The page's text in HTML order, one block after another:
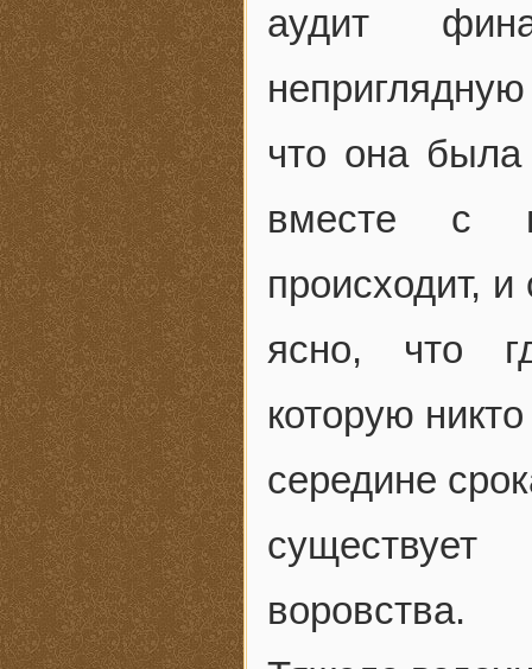
аудит
что она была
вместе с
происходит,
ясно, что
которую
середине
существует
воровства.